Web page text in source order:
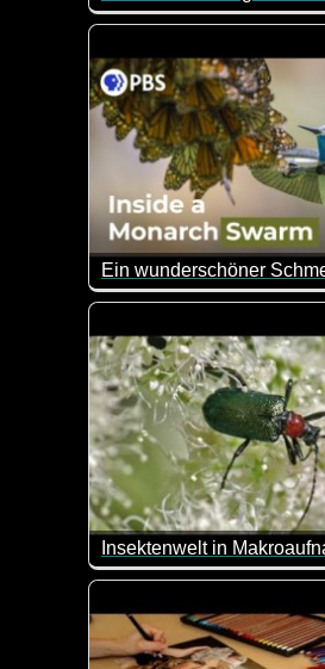
Interessante Bilder, die
In den Bergen von
Insektenwelt in
Die Raupe Nimmersatt